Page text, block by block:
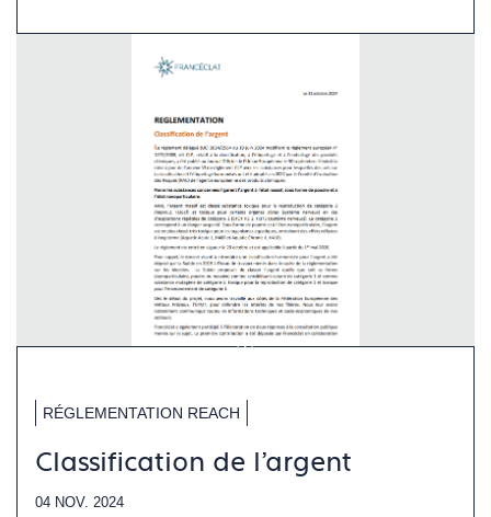
RÉGLEMENTATION REACH
Classification de l'argent
04 NOV. 2024